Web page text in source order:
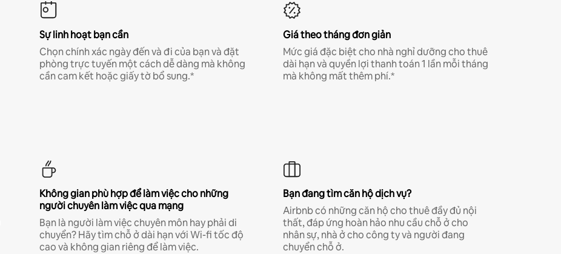
Sự linh hoạt bạn cần
Chọn chính xác ngày đến và đi của bạn và đặt
phòng trực tuyến một cách dễ dàng mà không
cần cam kết hoặc giấy tờ bổ sung.*
Giá theo tháng đơn giản
Mức giá đặc biệt cho nhà nghỉ dưỡng cho thuê
dài hạn và quyền lợi thanh toán 1 lần mỗi tháng
mà không mất thêm phí.*
Không gian phù hợp để làm việc cho những
người chuyên làm việc qua mạng
Bạn là người làm việc chuyên môn hay phải di
chuyển? Hãy tìm chỗ ở dài hạn với Wi-fi tốc độ
cao và không gian riêng để làm việc.
Bạn đang tìm căn hộ dịch vụ?
Airbnb có những căn hộ cho thuê đầy đủ nội
thất, đáp ứng hoàn hảo nhu cầu chỗ ở cho
nhân sự, nhà ở cho công ty và người đang
chuyển chỗ ở.